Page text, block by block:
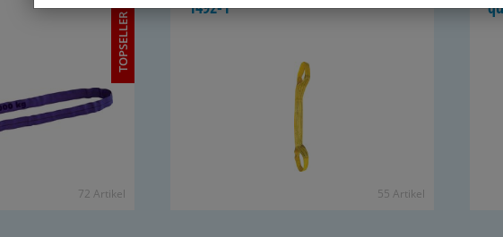
72 Ar­ti­kel
TOPSELLER
1492-​1
55 Ar­ti­kel